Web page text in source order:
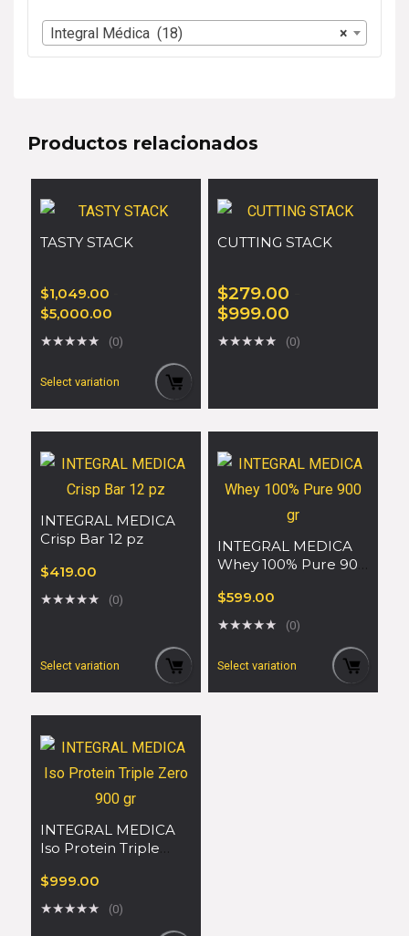
×
Integral Médica (18)
Productos relacionados
TASTY STACK
$1,049.00
$5,000.00
★★★★★ (0)
Select variation
CUTTING STACK
$279.00
$999.00
★★★★★ (0)
INTEGRAL MEDICA
Crisp Bar 12 pz
$419.00
★★★★★ (0)
Select variation
INTEGRAL MEDICA
Whey 100% Pure 900
$599.00
★★★★★ (0)
Select variation
INTEGRAL MEDICA
Iso Protein Triple
$999.00
★★★★★ (0)